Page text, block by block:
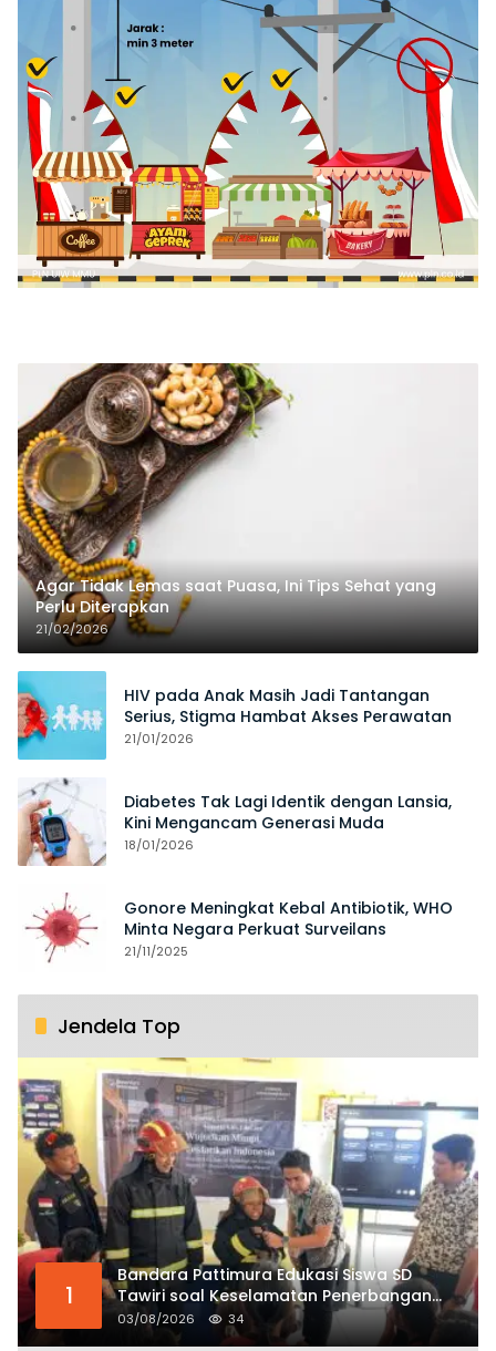
Agar Tidak Lemas saat Puasa, Ini Tips Sehat yang
Perlu Diterapkan
21/02/2026
HIV pada Anak Masih Jadi Tantangan
Serius, Stigma Hambat Akses Perawatan
21/01/2026
Diabetes Tak Lagi Identik dengan Lansia,
Kini Mengancam Generasi Muda
18/01/2026
Gonore Meningkat Kebal Antibiotik, WHO
Minta Negara Perkuat Surveilans
21/11/2025
Jendela Top
1
Bandara Pattimura Edukasi Siswa SD
Tawiri soal Keselamatan Penerbangan
dan Bahaya Bermain Layang-layang di
KKOP
03/08/2026 34